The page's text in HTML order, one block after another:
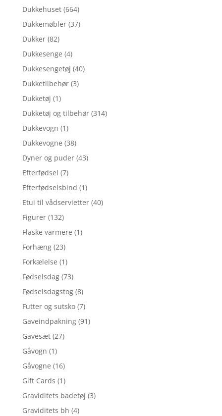
Dukkehuset (664)
Dukkemøbler (37)
Dukker (82)
Dukkesenge (4)
Dukkesengetøj (40)
Dukketilbehør (3)
Dukketøj (1)
Dukketøj og tilbehør (314)
Dukkevogn (1)
Dukkevogne (38)
Dyner og puder (43)
Efterfødsel (7)
Efterfødselsbind (1)
Etui til vådservietter (40)
Figurer (132)
Flaske varmere (1)
Forhæng (23)
Forkælelse (1)
Fødselsdag (73)
Fødselsdagstog (8)
Futter og sutsko (7)
Gaveindpakning (91)
Gavesæt (27)
Gåvogn (1)
Gåvogne (16)
Gift Cards (1)
Graviditets badetøj (3)
Graviditets bh (4)